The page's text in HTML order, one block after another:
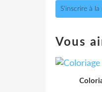
S'inscrire à
Vous